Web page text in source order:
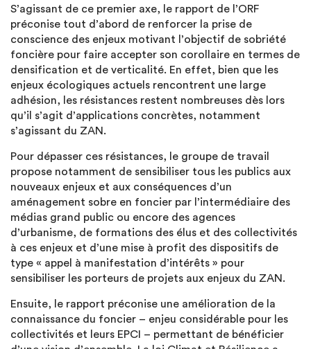
S’agissant de ce premier axe, le rapport de l’ORF
préconise tout d’abord de renforcer la prise de
conscience des enjeux motivant l’objectif de sobriété
foncière pour faire accepter son corollaire en termes de
densification et de verticalité. En effet, bien que les
enjeux écologiques actuels rencontrent une large
adhésion, les résistances restent nombreuses dès lors
qu’il s’agit d’applications concrètes, notamment
s’agissant du ZAN.
Pour dépasser ces résistances, le groupe de travail
propose notamment de sensibiliser tous les publics aux
nouveaux enjeux et aux conséquences d’un
aménagement sobre en foncier par l’intermédiaire des
médias grand public ou encore des agences
d’urbanisme, de formations des élus et des collectivités
à ces enjeux et d’une mise à profit des dispositifs de
type « appel à manifestation d’intérêts » pour
sensibiliser les porteurs de projets aux enjeux du ZAN.
Ensuite, le rapport préconise une amélioration de la
connaissance du foncier – enjeu considérable pour les
collectivités et leurs EPCI – permettant de bénéficier